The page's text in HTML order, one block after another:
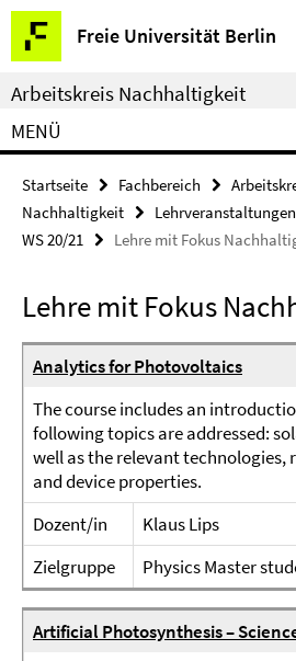
Springe
direkt
zu
Inhalt
Freie Universität Berlin
Service-
Navigation
Arbeitskreis Nachhaltigkeit
MENÜ
Startseite Fachbereich
Nachhaltigkeit
Lehrveranstaltungen
WS 20/21
Lehre mit Fokus
Lehre mit Fokus
Analytics for Photovoltaics
The course includes an
following topics are addressed:
well as the relevant
and device properties.
Dozent/in
Klaus Lips
Zielgruppe
Physics Master
Artificial Photosynthesis –